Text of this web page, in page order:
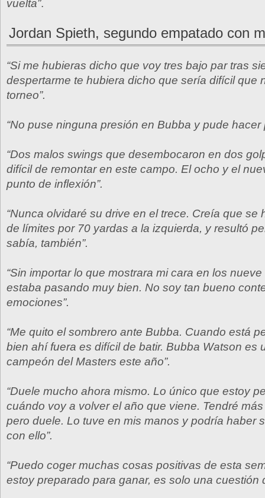
vuelta”.
Jordan Spieth, segundo empatado con
“Si me hubieras dicho que voy tres bajo par tras
despertarme te hubiera dicho que sería difícil que
torneo”.
“No puse ninguna presión en Bubba y pude hacer
“Dos malos swings que desembocaron en dos
difícil de remontar en este campo. El ocho y el
punto de inflexión”.
“Nunca olvidaré su drive en el trece. Creía que se
de límites por 70 yardas a la izquierda, y resultó
sabía, también”.
“Sin importar lo que mostrara mi cara en los
estaba pasando muy bien. No soy tan bueno
emociones”.
“Me quito el sombrero ante Bubba. Cuando está
bien ahí fuera es difícil de batir. Bubba Watson es
campeón del Masters este año”.
“Duele mucho ahora mismo. Lo único que estoy
cuándo voy a volver el año que viene. Tendré
pero duele. Lo tuve en mis manos y podría haber
con ello”.
“Puedo coger muchas cosas positivas de esta
estoy preparado para ganar, es solo una cuestión